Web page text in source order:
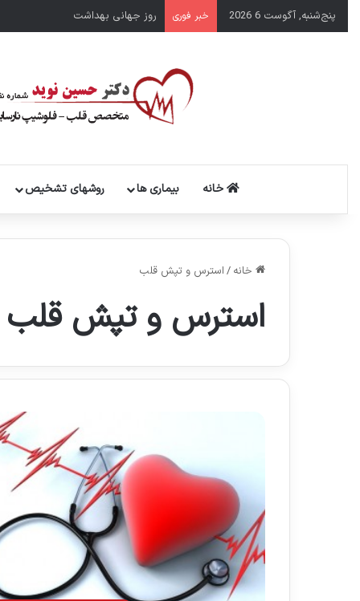
پنج‌شنبه, آگوست 6 2026 خبر فوری روز جهانی بهداشت
خانه بیماری ها روشهای تشخیص
خانه / استرس و تپش قلب
استرس و تپش قلب